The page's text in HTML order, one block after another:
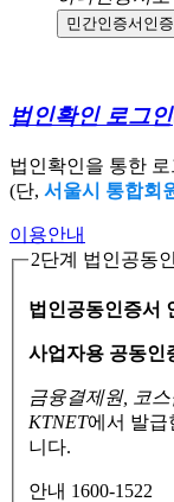
민간인증서 인
법인확인 로그인
법인확인을 통한
(단, 서울시 통합회
이용안내
2단계 법인공동
법인공동인증서
사업자용 공동인
금융결제원, 코
KTNET에서 발급
니다.
안내 1600-1522